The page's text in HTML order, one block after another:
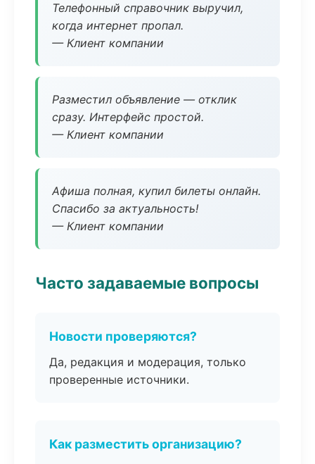
Телефонный справочник выручил,
когда интернет пропал.
— Клиент компании
Разместил объявление — отклик
сразу. Интерфейс простой.
— Клиент компании
Афиша полная, купил билеты онлайн.
Спасибо за актуальность!
— Клиент компании
Часто задаваемые вопросы
Новости проверяются?
Да, редакция и модерация, только
проверенные источники.
Как разместить организацию?